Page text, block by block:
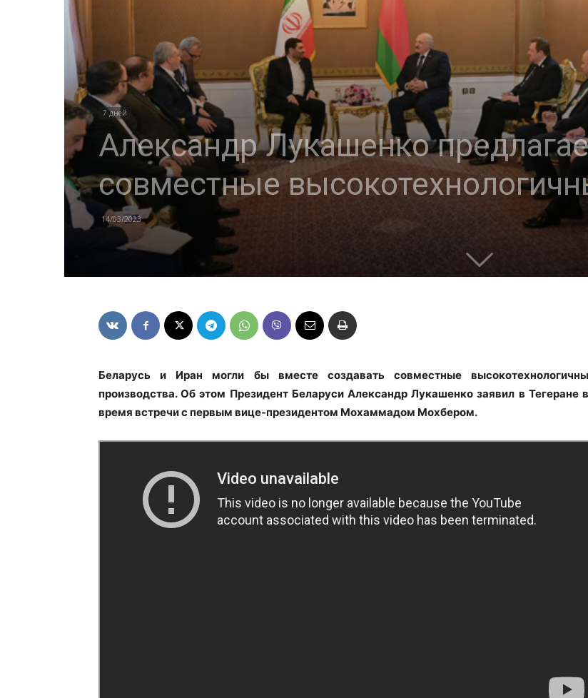
7 дней
Александр Лукашенко
совместные
14/03/2023
Беларусь и Иран могли бы вместе создавать совместные
производства. Об этом Президент Беларуси Александр Лукашенко заявил в Тегеране
время встречи с первым вице-президентом Мохаммадом Мохбером.